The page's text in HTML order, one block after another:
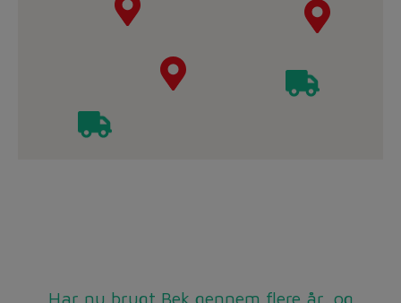
De gange jeg har bedt om hjælp, eller
Har nu brugt Bek gennem flere år, og
Super service, rare mennesker man